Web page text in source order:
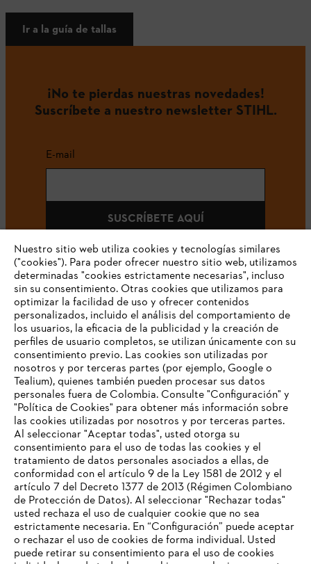
Ir a la guía de tallas
¡No te pierdas nuestras novedades!
Suscríbete a nuestro newsletter STIHL.
E-mail
SUSCRÍBETE AQUÍ
#STIHLCOLOMBIA
Nuestra empresa
Preguntas frecuentes
Contacto
TU NAVEGADOR NO ES
COMPATIBLE
El navegador que estás utilizando no es compatible con
nuestra página web. Para que puedas disfrutar de nuestro
contenido, utiliza uno de los siguientes navegadores:
Nuestro sitio web utiliza cookies y tecnologías similares
("cookies"). Para poder ofrecer nuestro sitio web, utilizamos
determinadas "cookies estrictamente necesarias", incluso
sin su consentimiento. Otras cookies que utilizamos para
optimizar la facilidad de uso y ofrecer contenidos
personalizados, incluido el análisis del comportamiento de
los usuarios, la eficacia de la publicidad y la creación de
perfiles de usuario completos, se utilizan únicamente con su
consentimiento previo. Las cookies son utilizadas por
nosotros y por terceras partes (por ejemplo, Google o
Tealium), quienes también pueden procesar sus datos
personales fuera de Colombia. Consulte "Configuración" y
"Política de Cookies" para obtener más información sobre
las cookies utilizadas por nosotros y por terceras partes.
Al seleccionar "Aceptar todas", usted otorga su
consentimiento para el uso de todas las cookies y el
tratamiento de datos personales asociados a ellas, de
conformidad con el artículo 9 de la Ley 1581 de 2012 y el
artículo 7 del Decreto 1377 de 2013 (Régimen Colombiano
de Protección de Datos). Al seleccionar "Rechazar todas"
usted rechaza el uso de cualquier cookie que no sea
estrictamente necesaria. En “Configuración” puede aceptar
o rechazar el uso de cookies de forma individual. Usted
puede retirar su consentimiento para el uso de cookies